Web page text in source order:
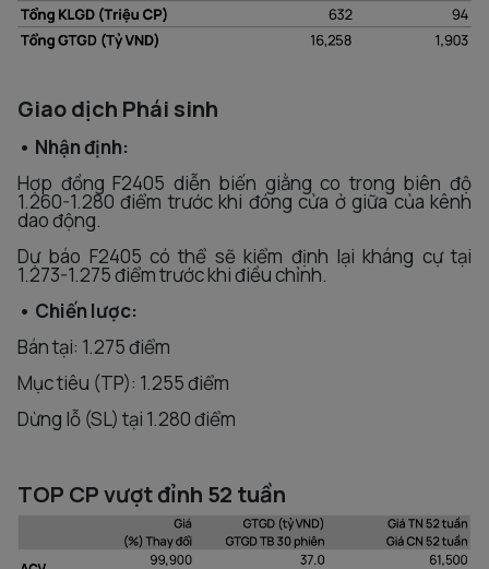
Giao dịch Phái sinh
• Nhận định:
Hợp đồng F2405 diễn biến giằng co trong biên độ
1.260-1.280 điểm trước khi đóng cửa ở giữa của kênh
dao động.
Dự báo F2405 có thể sẽ kiểm định lại kháng cự tại
1.273-1.275 điểm trước khi điều chỉnh.
• Chiến lược:
Bán tại: 1.275 điểm
Mục tiêu (TP): 1.255 điểm
Dừng lỗ (SL) tại 1.280 điểm
TOP CP vượt đỉnh 52 tuần